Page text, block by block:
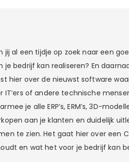
jij al een tijdje op zoek naar een
je bedrijf kan realiseren? En
hier over de nieuwst software
IT’ers of andere technische
je alle ERP’s, ERM’s, 3D-
aan je klanten en duidelijk
te zien. Het gaat hier over een
en wat het voor je bedrijf kan